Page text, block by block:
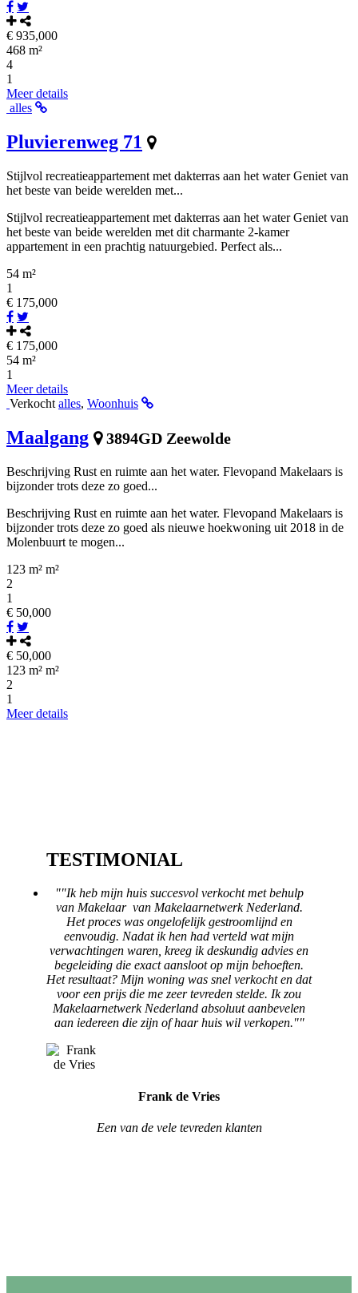
€ 935,000
468 m²
4
1
Meer details
alles
Pluvierenweg 71
Stijlvol recreatieappartement met dakterras aan het water Geniet van
het beste van beide werelden met...
Stijlvol recreatieappartement met dakterras aan het water Geniet van
het beste van beide werelden met dit charmante 2-kamer
appartement in een prachtig natuurgebied. Perfect als...
54 m²
1
€ 175,000
€ 175,000
54 m²
1
Meer details
Verkocht alles, Woonhuis
Maalgang 3894GD Zeewolde
Beschrijving Rust en ruimte aan het water. Flevopand Makelaars is
bijzonder trots deze zo goed...
Beschrijving Rust en ruimte aan het water. Flevopand Makelaars is
bijzonder trots deze zo goed als nieuwe hoekwoning uit 2018 in de
Molenbuurt te mogen...
123 m² m²
2
1
€ 50,000
€ 50,000
123 m² m²
2
1
Meer details
TESTIMONIAL
""Ik heb mijn huis succesvol verkocht met behulp
van Makelaar van Makelaarnetwerk Nederland.
Het proces was ongelofelijk gestroomlijnd en
eenvoudig. Nadat ik hen had verteld wat mijn
verwachtingen waren, kreeg ik deskundig advies en
begeleiding die exact aansloot op mijn behoeften.
Het resultaat? Mijn woning was snel verkocht en dat
voor een prijs die me zeer tevreden stelde. Ik zou
Makelaarnetwerk Nederland absoluut aanbevelen
aan iedereen die zijn of haar huis wil verkopen.""
Frank de Vries
Een van de vele tevreden klanten